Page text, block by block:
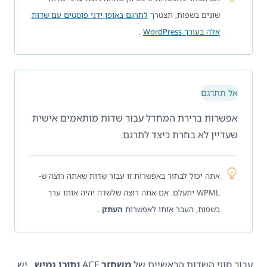
שונים בשפות, תצטרךלתרגם באופן ידני פוסטים עם שדות
אלה בעורך WordPress
.
אל תתרגם
אפשרות ברירת המחדל עבור שדות מותאמים אישית
שעדיין לא בחרת כיצד לתרגם.
אתה יכול לבחור באפשרות זו עבור שדות שאתה רוצה ש-
WPML יתעלם. אם אתה רוצה שלשדה יהיה אותו ערך
בשפות, העבר אותו לאפשרות העתק .
עבור סוגי השדות הראשיים שלמשחזר ותוכן גמיש , יש